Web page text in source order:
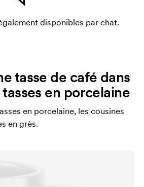
disponibles par chat.
tasse de café dans
en porcelaine
en porcelaine, les cousines
en grès.